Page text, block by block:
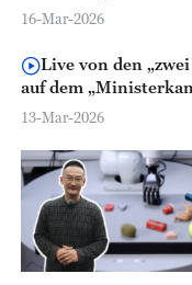
16-Mar-2026
Live von den
auf dem
13-Mar-2026